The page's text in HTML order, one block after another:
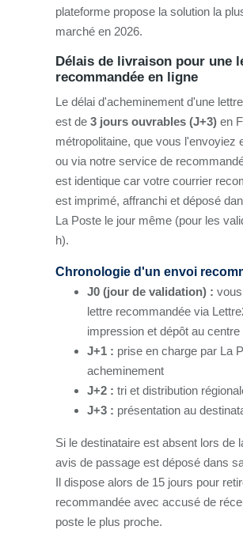
plateforme propose la solution la
marché en 2026.
Délais de livraison pour une
recommandée en ligne
Le délai d'acheminement d'une
est de 3 jours ouvrables (J+3) en
métropolitaine, que vous l'envoyiez
ou via notre service de
est identique car votre courrier
est imprimé, affranchi et déposé
La Poste le jour même (pour les
h).
Chronologie d'un envoi
J0 (jour de validation) :
lettre recommandée via
impression et dépôt au
J+1 : prise en charge par La
acheminement
J+2 : tri et distribution
J+3 : présentation au
Si le destinataire est absent lors de
avis de passage est déposé dans
Il dispose alors de 15 jours pour
recommandée avec accusé de
poste le plus proche.